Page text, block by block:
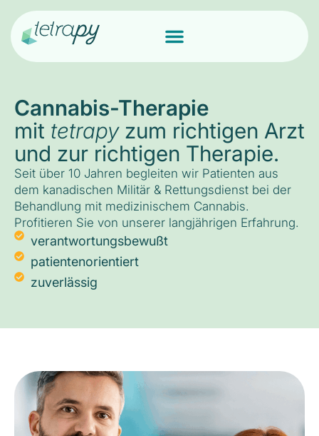
Cannabis-Therapie
mit tetrapyzum richtigen Arzt
und zur richtigen Therapie.
Seit über 10 Jahren begleiten wir Patienten aus
dem kanadischen Militär & Rettungsdienst bei der
Behandlung mit medizinischem Cannabis.
Profitieren Sie von unserer langjährigen Erfahrung.
verantwortungsbewußt
patientenorientiert
zuverlässig